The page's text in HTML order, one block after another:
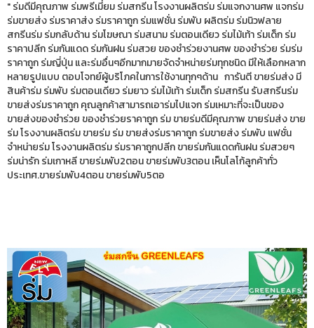
" ร่มดีมีคุณภาพ ร่มพรีเมี่ยม ร่มสกรีน โรงงานผลิตร่ม ร่มแจกงานศพ แจกร่ม
ร่มขายส่ง ร่มราคาส่ง ร่มราคาถูก ร่มแฟชั่น ร่มพับ ผลิตร่ม ร่มนิวฟลาย
สกรีนร่ม ร่มกลับด้าน ร่มโฆษณา ร่มสนาม ร่มตอนเดียว ร่มไม้เท้า ร่มเด็ก ร่ม
ราคาปลีก ร่มกันแดด ร่มกันฝน ร่มสวย ของชำร่วยงานศพ ของชำร่วย ร่มร่ม
ราคาถูก ร่มญี่ปุ่น และร่มอื่นๆอีกมากมายจัดจำหน่ายร่มทุกชนิด มีให้เลือกหลาก
หลายรูปแบบ ตอบโจทย์ผู้บริโภคในการใช้งานทุกๆด้าน การันตี ขายร่มส่ง มี
สินค้าร่ม ร่มพับ ร่มตอนเดียว ร่มยาว ร่มไม้เท้า ร่มเด็ก ร่มสกรีน รับสกรีนร่ม
ขายส่งร่มราคาถูก คุณลูกค้าสามารถเอาร่มไปแจก ร่มเหมาะที่จะเป็นของ
ขายส่งของชำร่วย ของชำร่วยราคาถูก ร่ม ขายร่มดีมีคุณภาพ ขายร่มส่ง ขาย
ร่ม โรงงานผลิตร่ม ขายร่ม ร่ม ขายส่งร่มราคาถูก ร่มขายส่ง ร่มพับ แฟชั่น
จำหน่ายร่ม โรงงานผลิตร่ม ร่มราคาถูกปลีก ขายร่มกันแดดกันฝน ร่มสวยๆ
ร่มน่ารัก ร่มเกาหลี ขายร่มพับ2ตอน ขายร่มพับ3ตอน เห็นโลโก้ลูกค้าทั่ว
ประเทศ.ขายร่มพับ4ตอน ขายร่มพับ5ตอ